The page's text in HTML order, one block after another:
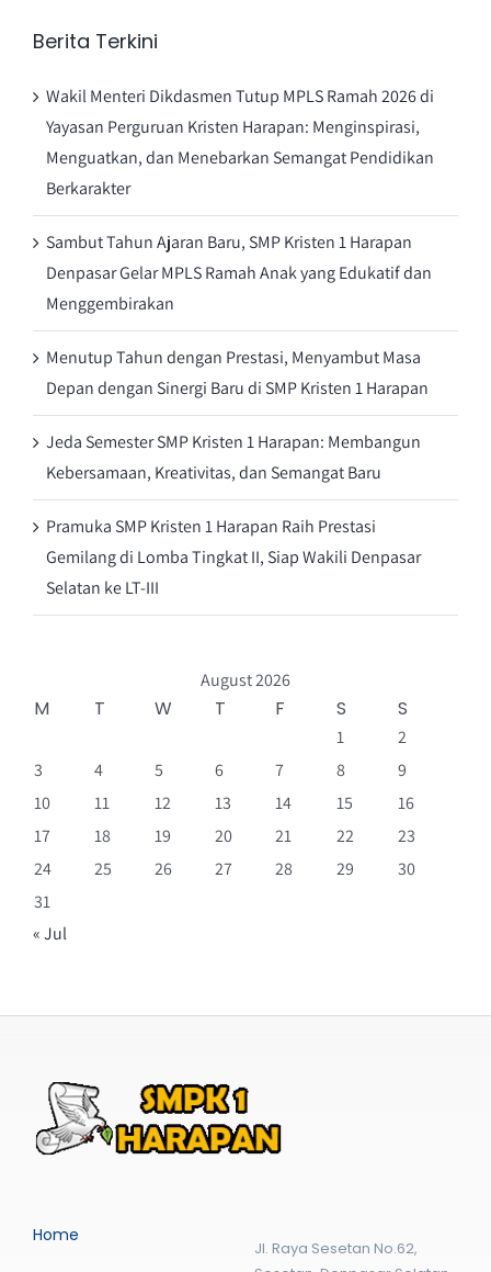
Berita Terkini
Wakil Menteri Dikdasmen Tutup MPLS Ramah 2026 di
Yayasan Perguruan Kristen Harapan: Menginspirasi,
Menguatkan, dan Menebarkan Semangat Pendidikan
Berkarakter
Sambut Tahun Ajaran Baru, SMP Kristen 1 Harapan
Denpasar Gelar MPLS Ramah Anak yang Edukatif dan
Menggembirakan
Menutup Tahun dengan Prestasi, Menyambut Masa
Depan dengan Sinergi Baru di SMP Kristen 1 Harapan
Jeda Semester SMP Kristen 1 Harapan: Membangun
Kebersamaan, Kreativitas, dan Semangat Baru
Pramuka SMP Kristen 1 Harapan Raih Prestasi
Gemilang di Lomba Tingkat II, Siap Wakili Denpasar
Selatan ke LT-III
August 2026
M T W T F S S
1
2
3
4 5 6 7 8
9
10
11 12 13 14 15
16
17
18 19 20 21 22
23
24
25 26 27 28 29
30
31
« Jul
Home
Jl. Raya Sesetan No.62,